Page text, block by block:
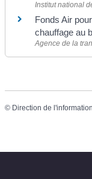
Institut national
Fonds Air
chauffage au
Agence de la
© Direction de